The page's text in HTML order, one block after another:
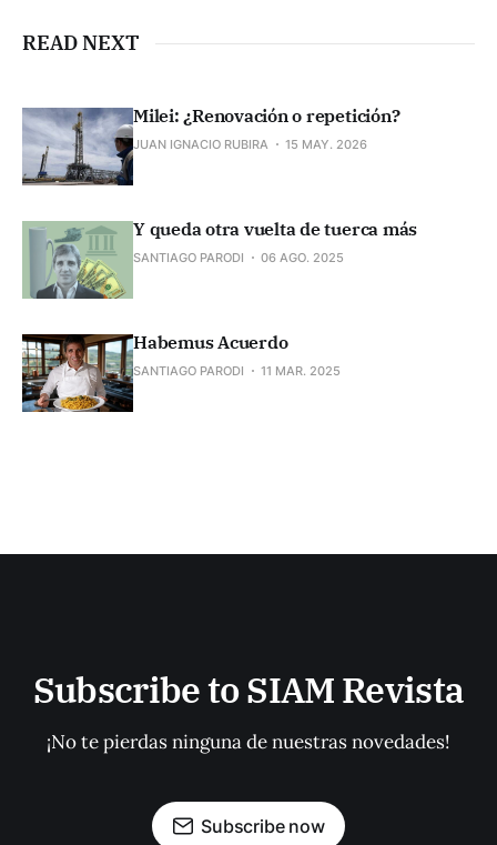
READ NEXT
Milei: ¿Renovación o repetición?
JUAN IGNACIO RUBIRA 15 MAY. 2026
Y queda otra vuelta de tuerca más
SANTIAGO PARODI 06 AGO. 2025
Habemus Acuerdo
SANTIAGO PARODI 11 MAR. 2025
Subscribe to SIAM Revista
¡No te pierdas ninguna de nuestras novedades!
Subscribe now